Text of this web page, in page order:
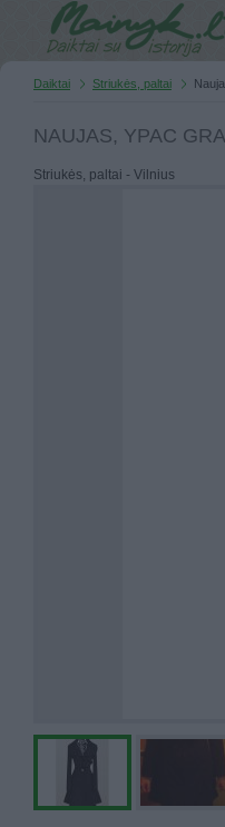
Daiktai Striukės, paltai
NAUJAS, YPAC
Striukės, paltai - Vilnius